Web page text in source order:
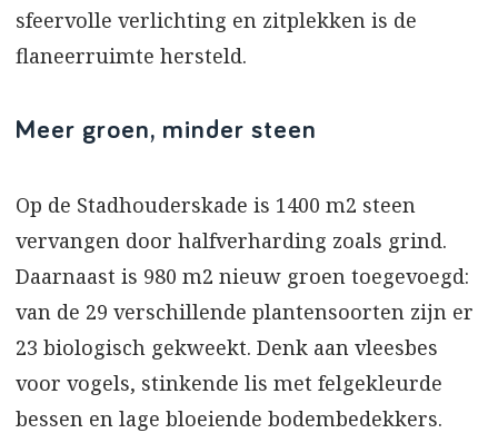
sfeervolle verlichting en zitplekken is de
flaneerruimte hersteld.
Meer groen, minder steen
Op de Stadhouderskade is 1400 m2 steen
vervangen door halfverharding zoals grind.
Daarnaast is 980 m2 nieuw groen toegevoegd:
van de 29 verschillende plantensoorten zijn er
23 biologisch gekweekt. Denk aan vleesbes
voor vogels, stinkende lis met felgekleurde
bessen en lage bloeiende bodembedekkers.